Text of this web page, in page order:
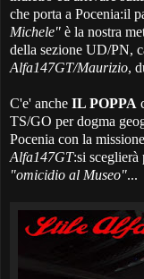
che porta a Pocenia:il
Michele" è la nostra
della sezione UD/PN,
Alfa147GT/Maurizio,
C'e' anche IL POPPA
TS/GO per dogma
Pocenia con la
Alfa147GT:si
"omicidio al Museo"...